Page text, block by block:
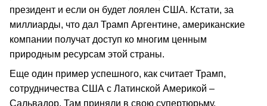
президент и если он будет лоялен США. Кстати, за
миллиарды, что дал Трамп Аргентине, американские
компании получат доступ ко многим ценным
природным ресурсам этой страны.
Еще один пример успешного, как считает Трамп,
сотрудничества США с Латинской Америкой –
Сальвадор. Там приняли в свою супертюрьму,